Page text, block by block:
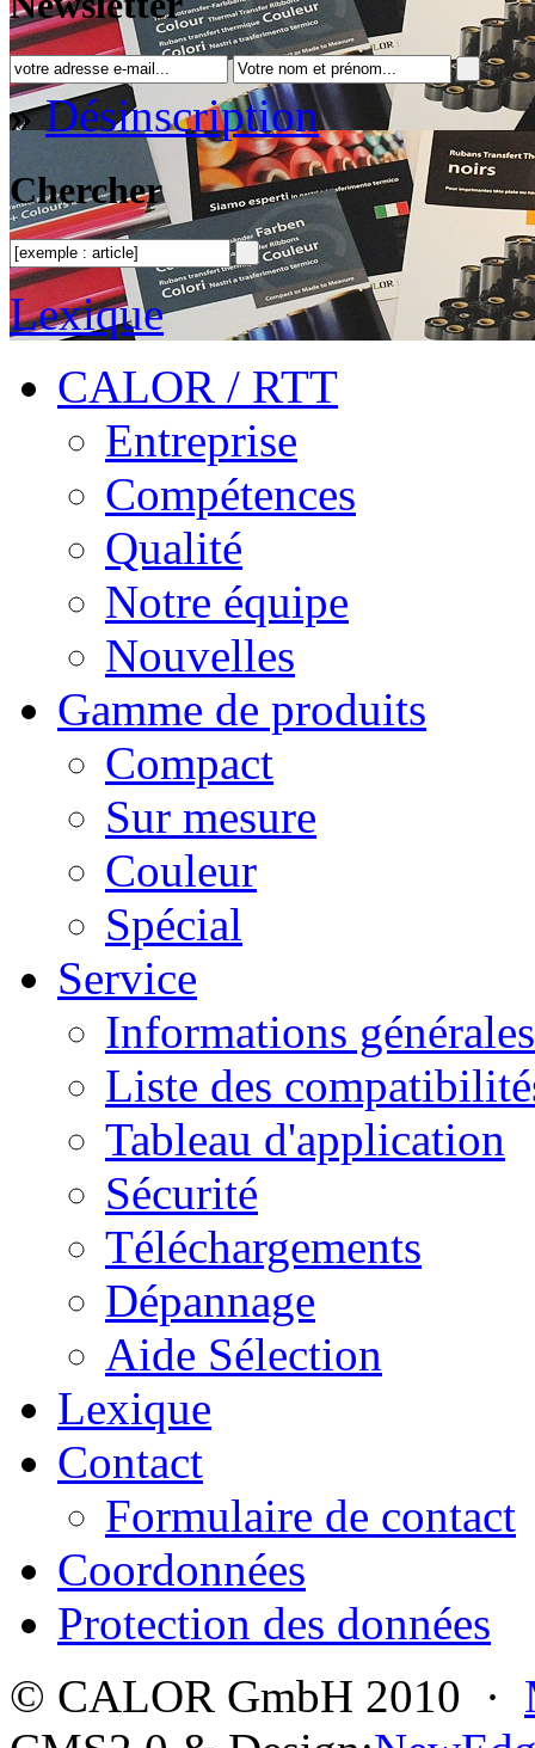
»Désinscription
Chercher
Lexique
CALOR / RTT
Entreprise
Compétences
Qualité
Notre équipe
Nouvelles
Gamme de produits
Compact
Sur mesure
Couleur
Spécial
Service
Informations
Liste des
Tableau d'application
Sécurité
Téléchargements
Dépannage
Aide Sélection
Lexique
Contact
Formulaire de contact
Coordonnées
Protection des données
© CALOR GmbH 2010 ·